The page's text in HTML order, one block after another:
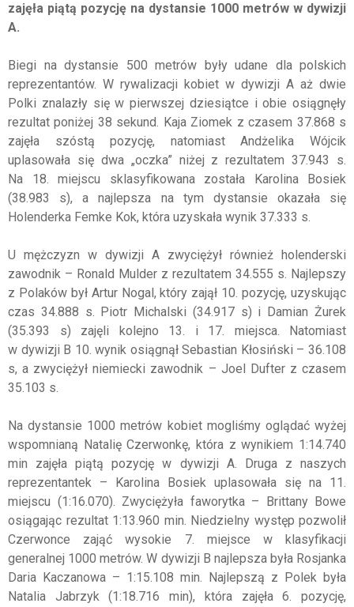
zajęła piątą pozycję na dystansie 1000 metrów w dywizji
A.
Biegi na dystansie 500 metrów były udane dla polskich
reprezentantów. W rywalizacji kobiet w dywizji A aż dwie
Polki znalazły się w pierwszej dziesiątce i obie osiągnęły
rezultat poniżej 38 sekund. Kaja Ziomek z czasem 37.868 s
zajęła szóstą pozycję, natomiast Andżelika Wójcik
uplasowała się dwa „oczka” niżej z rezultatem 37.943 s.
Na 18. miejscu sklasyfikowana została Karolina Bosiek
(38.983 s), a najlepsza na tym dystansie okazała się
Holenderka Femke Kok, która uzyskała wynik 37.333 s.
U mężczyzn w dywizji A zwyciężył również holenderski
zawodnik – Ronald Mulder z rezultatem 34.555 s. Najlepszy
z Polaków był Artur Nogal, który zajął 10. pozycję, uzyskując
czas 34.888 s. Piotr Michalski (34.917 s) i Damian Żurek
(35.393 s) zajęli kolejno 13. i 17. miejsca. Natomiast
w dywizji B 10. wynik osiągnął Sebastian Kłosiński – 36.108
s, a zwyciężył niemiecki zawodnik – Joel Dufter z czasem
35.103 s.
Na dystansie 1000 metrów kobiet mogliśmy oglądać wyżej
wspomnianą Natalię Czerwonkę, która z wynikiem 1:14.740
min zajęła piątą pozycję w dywizji A. Druga z naszych
reprezentantek – Karolina Bosiek uplasowała się na 11.
miejscu (1:16.070). Zwyciężyła faworytka – Brittany Bowe
osiągając rezultat 1:13.960 min. Niedzielny występ pozwolił
Czerwonce zająć wysokie 7. miejsce w klasyfikacji
generalnej 1000 metrów. W dywizji B najlepsza była Rosjanka
Daria Kaczanowa – 1:15.108 min. Najlepszą z Polek była
Natalia Jabrzyk (1:18.716 min), która zajęła 6. pozycję,